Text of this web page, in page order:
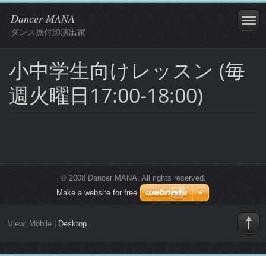
Dancer MANA
ダンス振付師演出家
小中学生向けレッスン (毎
週火曜日17:00-18:00)
© 2008 Dancer MANA. All rights reserved.
Make a website for free
View: Mobile| Desktop